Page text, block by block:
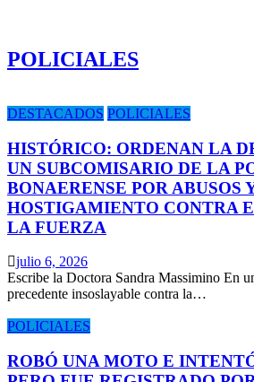
POLICIALES
DESTACADOS POLICIALES
HISTÓRICO: ORDENAN LA
UN SUBCOMISARIO DE LA
BONAERENSE POR ABUSOS
HOSTIGAMIENTO CONTRA
LA FUERZA
julio 6, 2026
Escribe la Doctora Sandra Massimino En
precedente insoslayable contra la…
POLICIALES
ROBÓ UNA MOTO E